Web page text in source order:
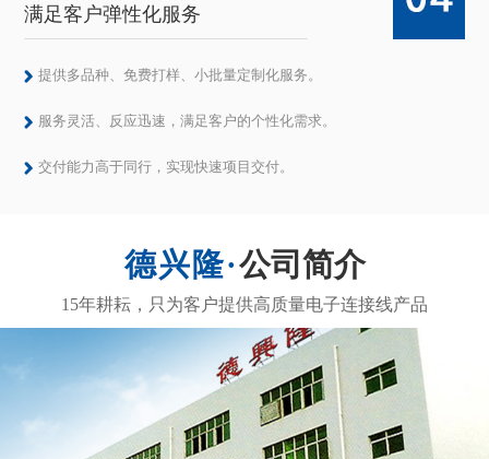
满足客户弹性化服务
提供多品种、免费打样、小批量定制化服务。
服务灵活、反应迅速，满足客户的个性化需求。
交付能力高于同行，实现快速项目交付。
公司简介